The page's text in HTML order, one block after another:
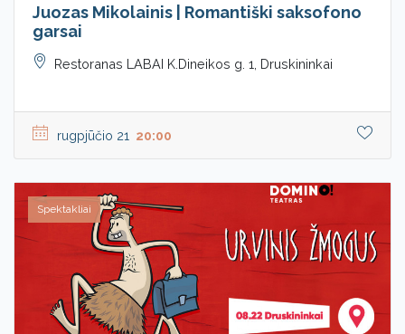
Juozas Mikolainis | Romantiški saksofono
garsai
Restoranas LABAI K.Dineikos g. 1, Druskininkai
rugpjūčio 21 20:00
Spektakliai